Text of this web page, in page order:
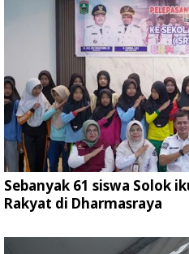
Sebanyak 61 siswa Solok
Rakyat di Dharmasraya